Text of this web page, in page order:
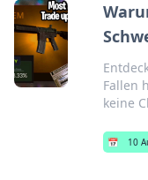
Fallen
keine
📅 10